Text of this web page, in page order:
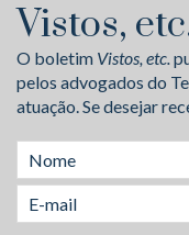
Vistos,
O boletim Vistos, etc.
pelos advogados do
atuação. Se desejar